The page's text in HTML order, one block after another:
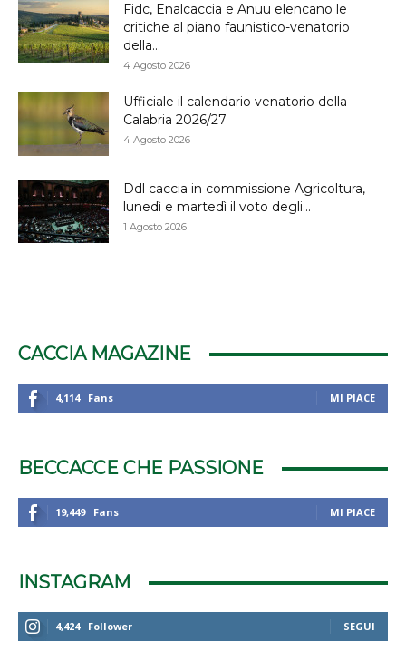
Fidc, Enalcaccia e Anuu elencano le
critiche al piano faunistico-venatorio
della...
4 Agosto 2026
Ufficiale il calendario venatorio della
Calabria 2026/27
4 Agosto 2026
Ddl caccia in commissione Agricoltura,
lunedì e martedì il voto degli...
1 Agosto 2026
CACCIA MAGAZINE
4,114 Fans MI PIACE
BECCACCE CHE PASSIONE
19,449 Fans MI PIACE
INSTAGRAM
4,424 Follower SEGUI